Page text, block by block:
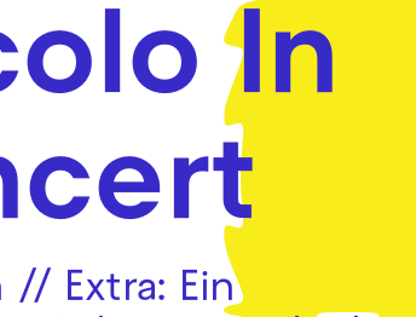
In
// Extra: Ein